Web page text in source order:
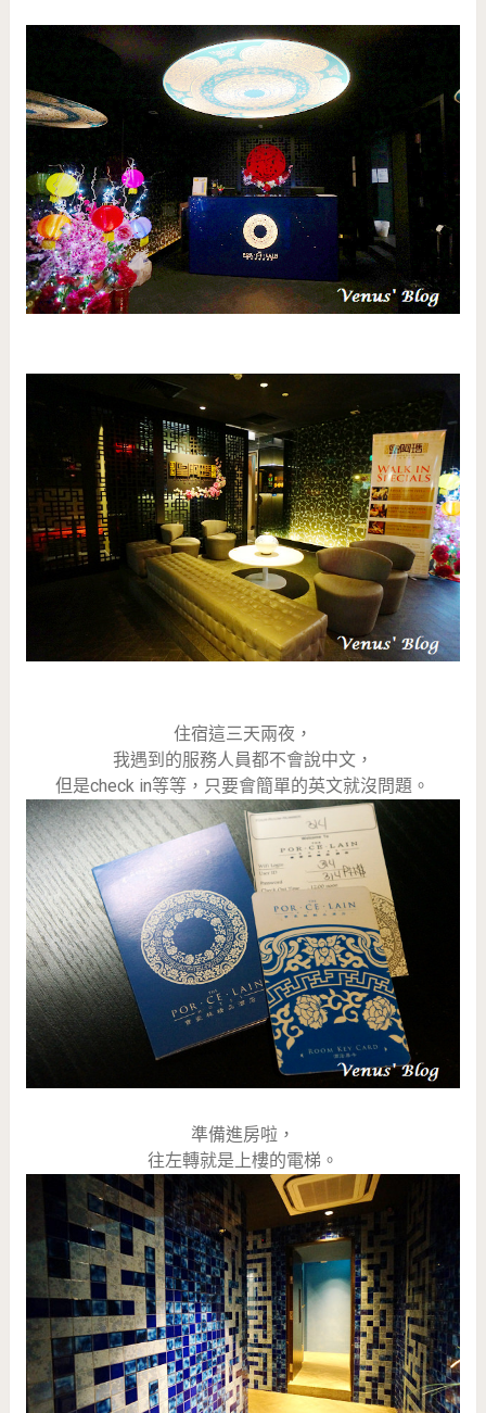
住宿這三天兩夜，
我遇到的服務人員都不會說中文，
但是check in等等，只要會簡單的英文就沒問題。
準備進房啦，
往左轉就是上樓的電梯。